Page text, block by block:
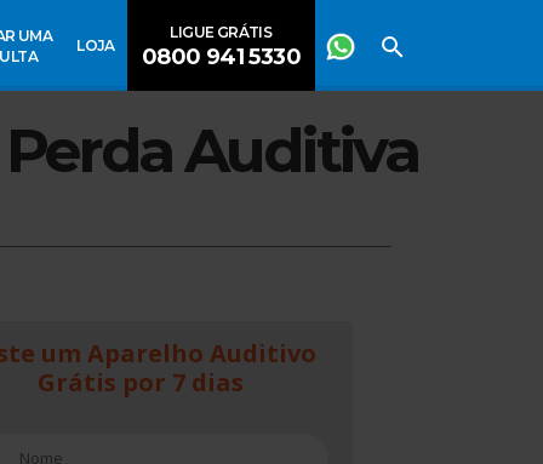
UMA
LOJA
LIGUE GRÁTIS
0800 941 5330
Auditiva
um Aparelho Auditivo
Grátis por 7 dias